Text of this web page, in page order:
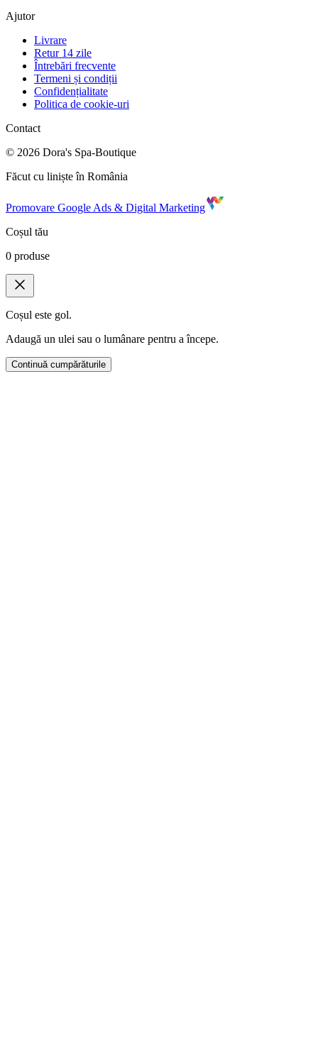
Ajutor
Livrare
Retur 14 zile
Întrebări frecvente
Termeni și condiții
Confidențialitate
Politica de cookie-uri
Contact
© 2026 Dora's Spa-Boutique
Făcut cu liniște în România
Promovare Google Ads & Digital Marketing
Coșul tău
0 produse
Coșul este gol.
Adaugă un ulei sau o lumânare pentru a începe.
Continuă cumpărăturile